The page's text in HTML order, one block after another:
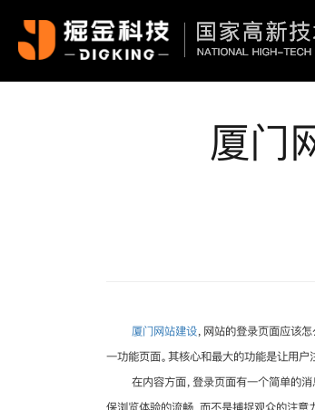
厦门
厦门网站建设，网站的登录页面应该
一功能页面。其核心和最大的功能是让用户
在内容方面，登录页面有一个简单的
保浏览体验的流畅，而不是捕捉观众的注意